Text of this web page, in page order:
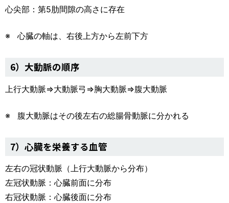
心尖部：第5肋間隙の高さに存在
心臓の軸は、右後上方から左前下方
6）大動脈の順序
上行大動脈⇒大動脈弓⇒胸大動脈⇒腹大動脈
腹大動脈はその後左右の総腸骨動脈に分かれる
7）心臓を栄養する血管
左右の冠状動脈（上行大動脈から分布）
左冠状動脈：心臓前面に分布
右冠状動脈：心臓後面に分布